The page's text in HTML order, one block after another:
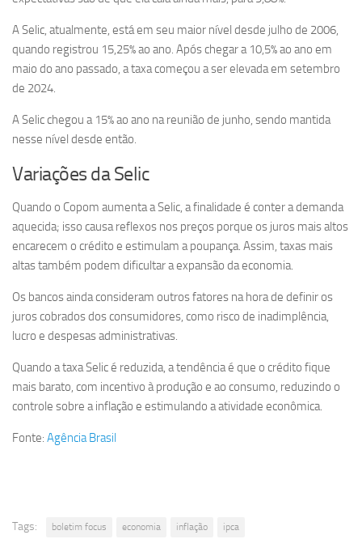
A Selic, atualmente, está em seu maior nível desde julho de 2006,
quando registrou 15,25% ao ano. Após chegar a 10,5% ao ano em
maio do ano passado, a taxa começou a ser elevada em setembro
de 2024.
A Selic chegou a 15% ao ano na reunião de junho, sendo mantida
nesse nível desde então.
Variações da Selic
Quando o Copom aumenta a Selic, a finalidade é conter a demanda
aquecida; isso causa reflexos nos preços porque os juros mais altos
encarecem o crédito e estimulam a poupança. Assim, taxas mais
altas também podem dificultar a expansão da economia.
Os bancos ainda consideram outros fatores na hora de definir os
juros cobrados dos consumidores, como risco de inadimplência,
lucro e despesas administrativas.
Quando a taxa Selic é reduzida, a tendência é que o crédito fique
mais barato, com incentivo à produção e ao consumo, reduzindo o
controle sobre a inflação e estimulando a atividade econômica.
Fonte: Agência Brasil
Tags: boletim focus economia inflação ipca